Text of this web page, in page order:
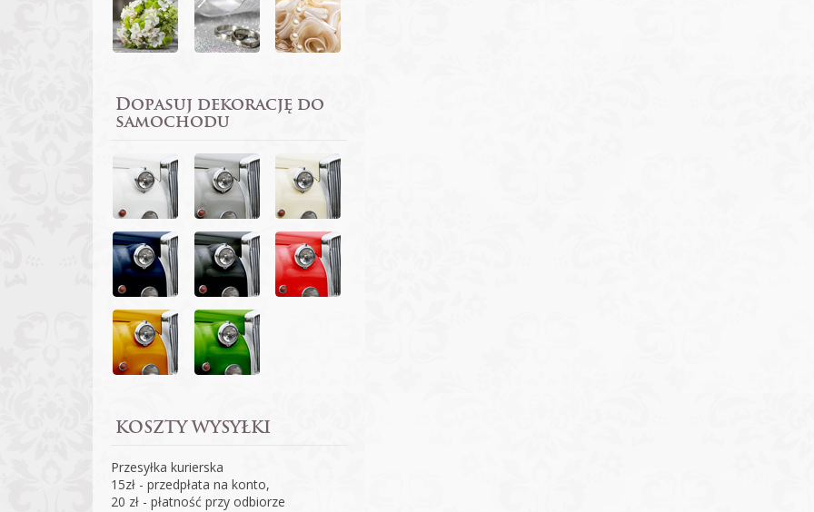
Dopasuj dekorację do
samochodu
KOSZTY WYSYŁKI
Przesyłka kurierska
15zł - przedpłata na konto,
20 zł - płatność przy odbiorze